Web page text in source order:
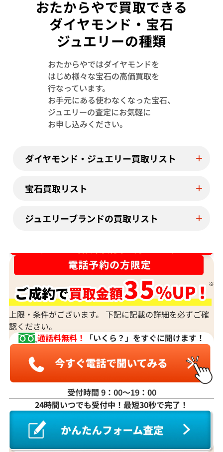
Pt900/Pt850 スフェーン・ダイヤモンド
0.73ct
参考買取価格
おたからやで買取できる
ダイヤモンド・宝石
ジュエリーの種類
おたからやではダイヤモンドを
はじめ様々な宝石の高価買取を
行なっています。
お手元にある使わなくなった宝石、
ジュエリーの査定にお気軽に
お申し込みください。
ダイヤモンド・ジュエリー買取リスト
宝石買取リスト
ジュエリーブランドの買取リスト
上限・条件がございます。 下記に記載の詳細を必ずご確
認ください。
通話料無料！
「いくら？」をすぐに聞けます！
受付時間 9：00〜19：00
24時間いつでも受付中！最短30秒で完了！